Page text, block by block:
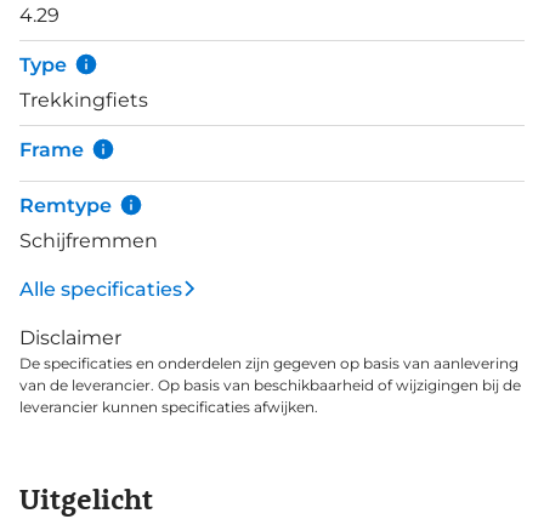
bagage mee. Deze 4.29 is uitgerust met Rohloff
naafversnelling met riemaandrijving. Weinig
onderhoud nodig dus! Met deze opstelling kun je
gemakkelijk offroad paden nemen en het hele jaar
lekker doorfietsen zonder dat je je aandrijfsysteem
hoeft te vernieuwen. Hoe zwaar de
omstandigheden ook zijn, de 4.29 gaat er altijd voor.
4.29
Type
Trekkingfiets
Frame
Remtype
Schijfremmen
Alle specificaties
Disclaimer
De specificaties en onderdelen zijn gegeven op basis van aanlevering
van de leverancier. Op basis van beschikbaarheid of wijzigingen bij de
leverancier kunnen specificaties afwijken.
Uitgelicht